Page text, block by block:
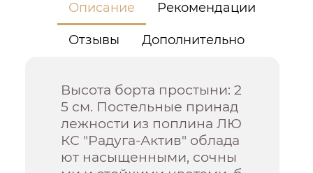
Описание Рекомендации
Отзывы Дополнительно
Высота борта простыни: 2
5 см. Постельные принад
лежности из поплина ЛЮ
КС "Радуга-Актив" облада
ют насыщенными, сочны